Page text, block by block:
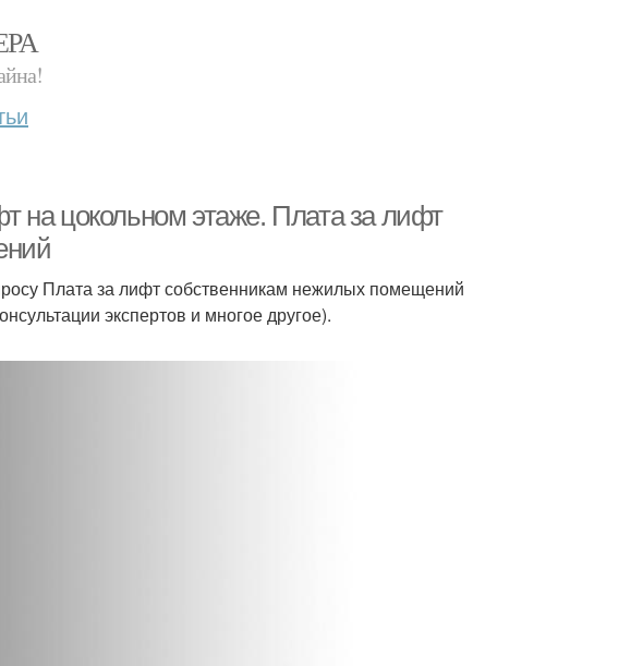
на цокольном этаже. Плата за лифт
Плата за лифт собственникам нежилых помещений
экспертов и многое другое).